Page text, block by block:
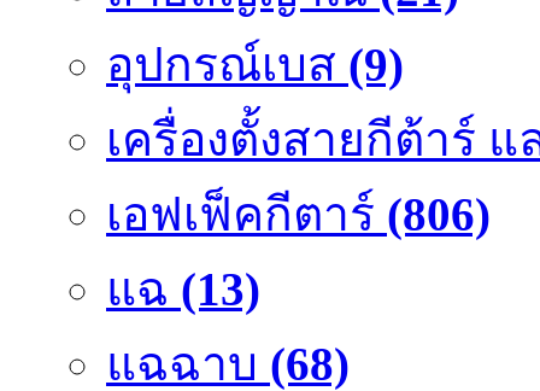
อุปกรณ์เบส (9)
เครื่องตั้งสายกีต้าร์ แ
เอฟเฟ็คกีตาร์ (806)
แฉ (13)
แฉฉาบ (68)